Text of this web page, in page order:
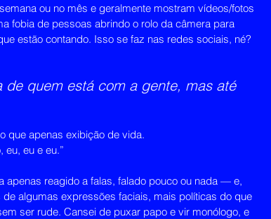
ou no mês e geralmente mostram vídeos/fotos
fobia de pessoas abrindo o rolo da câmera para
estão contando. Isso se faz nas redes sociais, né?
quem está com a gente, mas até
que apenas exibição de vida.
eu, eu e eu.”
apenas reagido a falas, falado pouco ou nada — e,
algumas expressões faciais, mais políticas do que
ser rude. Cansei de puxar papo e vir monólogo, e